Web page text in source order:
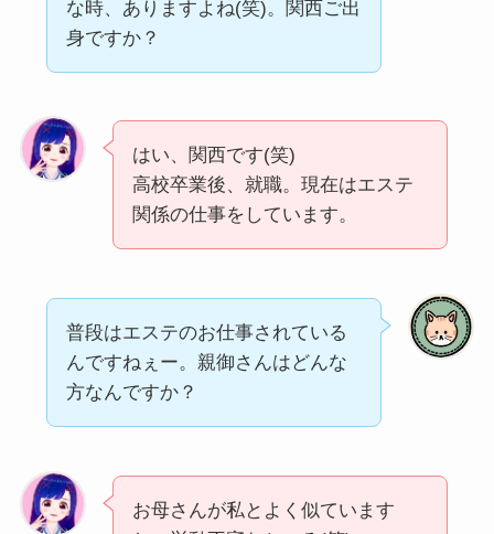
な時、ありますよね(笑)。関西ご出
身ですか？
はい、関西です(笑)
高校卒業後、就職。現在はエステ
関係の仕事をしています。
普段はエステのお仕事されている
んですねぇー。親御さんはどんな
方なんですか？
お母さんが私とよく似ています